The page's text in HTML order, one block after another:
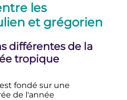
les
et grégorien
différentes de la
tropique
fondé sur une
de l'année